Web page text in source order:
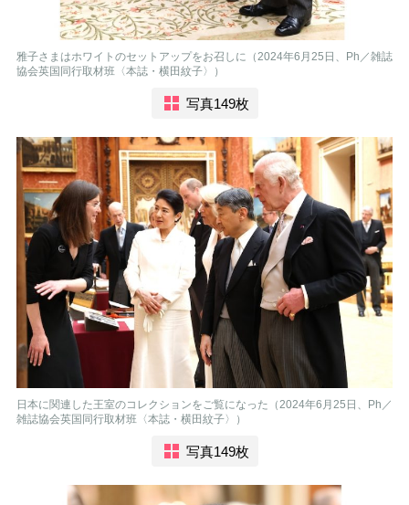
雅子さまはホワイトのセットアップをお召しに（2024年6月25日、Ph／雑誌
協会英国同行取材班〈本誌・横田紋子〉）
写真149枚
日本に関連した王室のコレクションをご覧になった（2024年6月25日、Ph／
雑誌協会英国同行取材班〈本誌・横田紋子〉）
写真149枚